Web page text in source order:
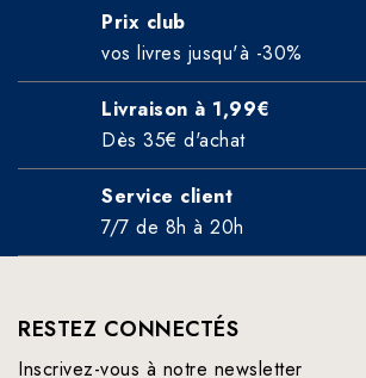
Prix club
vos livres jusqu'à -30%
Livraison à 1,99€
Dès 35€ d'achat
Service client
7/7 de 8h à 20h
RESTEZ CONNECTÉS
Inscrivez-vous à notre newsletter